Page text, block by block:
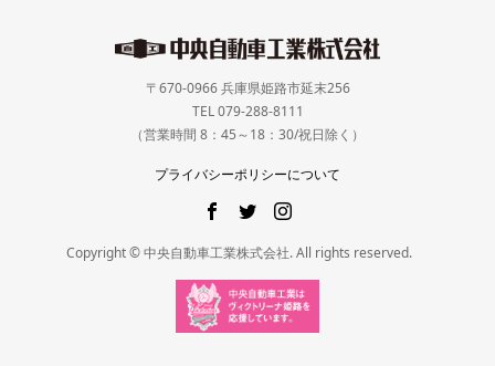
〒670-0966 兵庫県姫路市延末256
TEL 079-288-8111
（営業時間 8：45～18：30/祝日除く）
プライバシーポリシーについて
Copyright © 中央自動車工業株式会社. All rights reserved.